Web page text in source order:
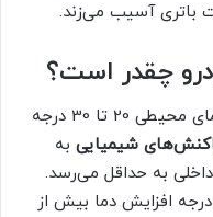
باتری آسیب می‌زند.
چقدر است؟
در دمای محیطی 20 تا 30 درجه
شیمیایی به
به حداقل می‌رسد.
تحقیقات نشان می‌دهد به ازای هر ۱۰ درجه افزایش دما بیش از